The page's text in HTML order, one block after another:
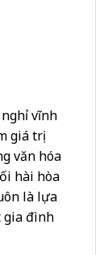
vĩnh
giá trị
văn hóa
hài hòa
là lựa
gia đình